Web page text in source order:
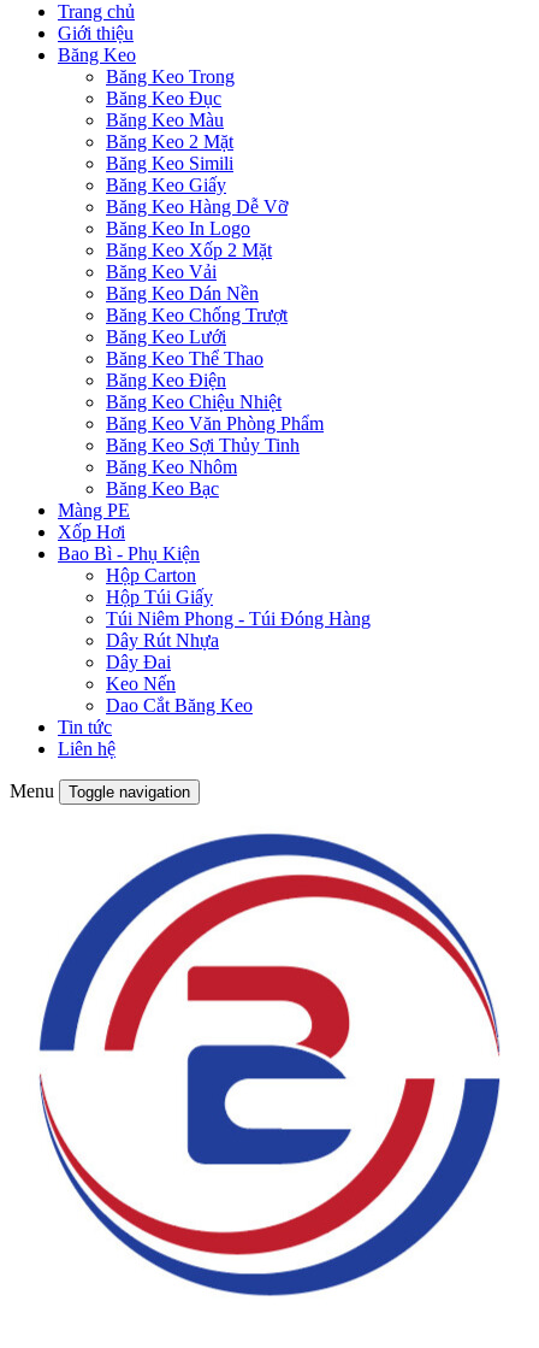
Trang chủ
Giới thiệu
Băng Keo
Băng Keo Trong
Băng Keo Đục
Băng Keo Màu
Băng Keo 2 Mặt
Băng Keo Simili
Băng Keo Giấy
Băng Keo Hàng Dễ Vỡ
Băng Keo In Logo
Băng Keo Xốp 2 Mặt
Băng Keo Vải
Băng Keo Dán Nền
Băng Keo Chống Trượt
Băng Keo Lưới
Băng Keo Thể Thao
Băng Keo Điện
Băng Keo Chiệu Nhiệt
Băng Keo Văn Phòng Phẩm
Băng Keo Sợi Thủy Tinh
Băng Keo Nhôm
Băng Keo Bạc
Màng PE
Xốp Hơi
Bao Bì - Phụ Kiện
Hộp Carton
Hộp Túi Giấy
Túi Niêm Phong - Túi Đóng Hàng
Dây Rút Nhựa
Dây Đai
Keo Nến
Dao Cắt Băng Keo
Tin tức
Liên hệ
Menu Toggle navigation